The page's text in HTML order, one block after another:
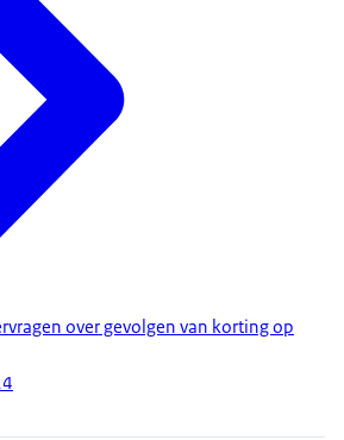
over gevolgen van korting op